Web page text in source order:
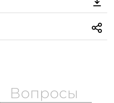
Вопросы